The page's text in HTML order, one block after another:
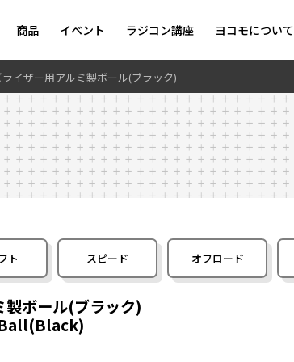
商品 イベント ラジコン講座 ヨコモについて
イザー用アルミ製ボール(ブラック)
ト スピード オフロード
製ボール(ブラック)